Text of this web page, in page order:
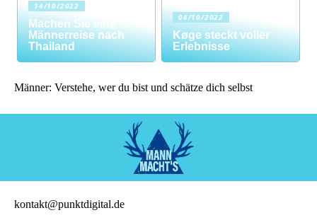
14/10/2022
Machen Sie eine
Männerreise nach
Thailand
06/10/2022
Køge steckt voller
Erlebnisse
Männer: Verstehe, wer du bist und schätze dich selbst
kontakt@punktdigital.de